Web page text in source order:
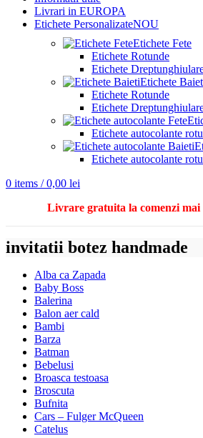
Livrari in EUROPA
Etichete PersonalizateNOU
Etichete Fete
Etichete Rotunde
Etichete
Etichete
Etichete Rotunde
Etichete
Etichete autocolante
Etichete autocolante
0 items / 0,00 lei
Livrare gratuita la comenzi mai
invitatii botez handmade
Alba ca Zapada
Baby Boss
Balerina
Balon aer cald
Bambi
Barza
Batman
Bebelusi
Broasca testoasa
Broscuta
Bufnita
Cars – Fulger McQueen
Catelus